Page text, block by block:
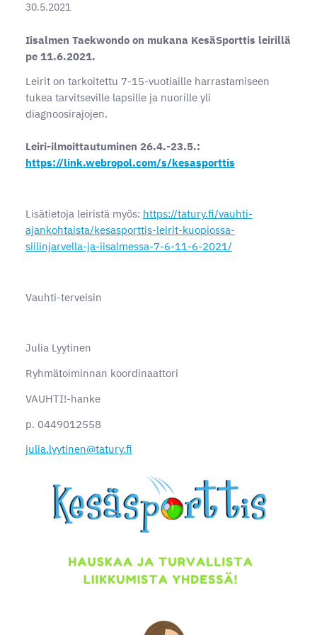
30.5.2021
Iisalmen Taekwondo on mukana KesäSporttis leirillä
pe 11.6.2021.
Leirit on tarkoitettu 7-15-vuotiaille harrastamiseen
tukea tarvitseville lapsille ja nuorille yli
diagnoosirajojen.
Leiri-ilmoittautuminen 26.4.-23.5.:
https://link.webropol.com/s/kesasporttis
Lisätietoja leiristä myös: https://tatury.fi/vauhti-
ajankohtaista/kesasporttis-leirit-kuopiossa-
siilinjarvella-ja-iisalmessa-7-6-11-6-2021/
Vauhti-terveisin
Julia Lyytinen
Ryhmätoiminnan koordinaattori
VAUHTI!-hanke
p. 0449012558
julia.lyytinen@tatury.fi